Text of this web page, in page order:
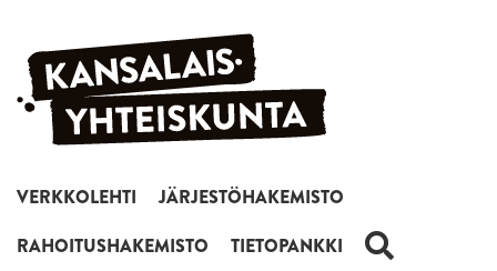
Siirry sisältöön
VERKKOLEHTI
JÄRJESTÖHAKEMISTO
RAHOITUSHAKEMISTO
TIETOPANKKI HAKU